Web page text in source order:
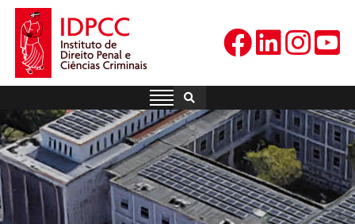
Skip
content
IDPCC
Instituto de Direito Penal e